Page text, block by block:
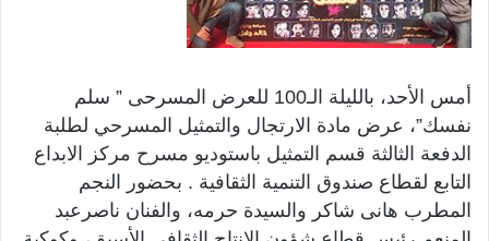
أمس الأحد، بالليلة الـ100 للعرض المسرحى ” سلم
نفسك”، عرض مادة الارتجال والتمثيل المسرحي لطلبة
الدفعة الثالثة قسم التمثيل باستوديو مسرح مركز الابداع
التابع لقطاع صندوق التنمية الثقافية . بحضور النجم
المطرب هانى شاكر والسيدة حرمه، والفنان ناصرعبد